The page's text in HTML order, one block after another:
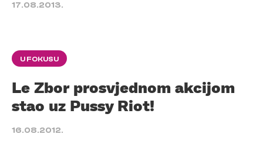
17.08.2013.
U FOKUSU
Le Zbor prosvjednom akcijom
stao uz Pussy Riot!
16.08.2012.